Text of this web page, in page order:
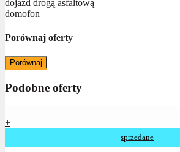
dojazd drogą asfaltową
domofon
Porównaj oferty
Porównaj
Podobne oferty
+
sprzedane